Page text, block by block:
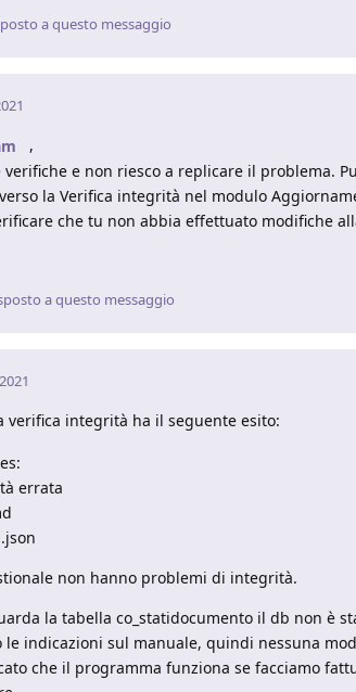
a questo messaggio
,
verifiche e non riesco a replicare il problema.
la Verifica integrità nel modulo
che tu non abbia effettuato modifiche
a questo messaggio
verifica integrità ha il seguente esito:
errata
non hanno problemi di integrità.
la tabella co_statidocumento il db non è
le indicazioni sul manuale, quindi nessuna
che il programma funziona se facciamo